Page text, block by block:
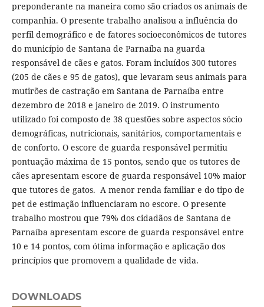
preponderante na maneira como são criados os animais de
companhia. O presente trabalho analisou a influência do
perfil demográfico e de fatores socioeconômicos de tutores
do município de Santana de Parnaíba na guarda
responsável de cães e gatos. Foram incluídos 300 tutores
(205 de cães e 95 de gatos), que levaram seus animais para
mutirões de castração em Santana de Parnaíba entre
dezembro de 2018 e janeiro de 2019. O instrumento
utilizado foi composto de 38 questões sobre aspectos sócio
demográficas, nutricionais, sanitários, comportamentais e
de conforto. O escore de guarda responsável permitiu
pontuação máxima de 15 pontos, sendo que os tutores de
cães apresentam escore de guarda responsável 10% maior
que tutores de gatos. A menor renda familiar e do tipo de
pet de estimação influenciaram no escore. O presente
trabalho mostrou que 79% dos cidadãos de Santana de
Parnaíba apresentam escore de guarda responsável entre
10 e 14 pontos, com ótima informação e aplicação dos
princípios que promovem a qualidade de vida.
DOWNLOADS